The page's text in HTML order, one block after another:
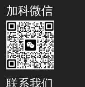
加科微信
联系我们